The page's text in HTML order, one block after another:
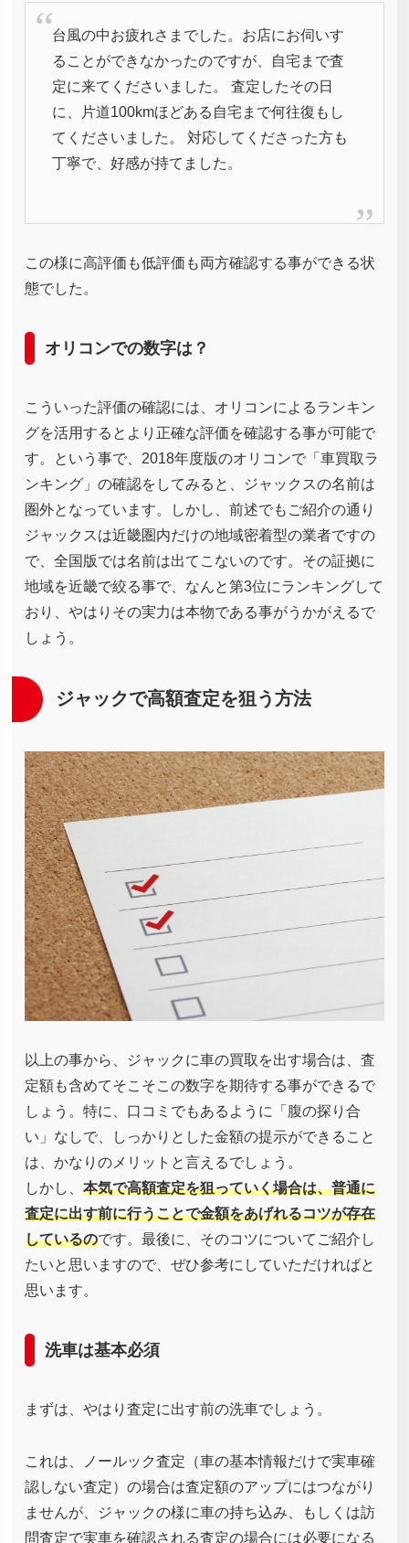
台風の中お疲れさまでした。お店にお伺いす
ることができなかったのですが、自宅まで査
定に来てくださいました。 査定したその日
に、片道100kmほどある自宅まで何往復もし
てくださいました。 対応してくださった方も
丁寧で、好感が持てました。
この様に高評価も低評価も両方確認する事ができる状
態でした。
オリコンでの数字は？
こういった評価の確認には、オリコンによるランキン
グを活用するとより正確な評価を確認する事が可能で
す。という事で、2018年度版のオリコンで「車買取ラ
ンキング」の確認をしてみると、ジャックスの名前は
圏外となっています。しかし、前述でもご紹介の通り
ジャックスは近畿圏内だけの地域密着型の業者ですの
で、全国版では名前は出てこないのです。その証拠に
地域を近畿で絞る事で、なんと第3位にランキングして
おり、やはりその実力は本物である事がうかがえるで
しょう。
ジャックで高額査定を狙う方法
以上の事から、ジャックに車の買取を出す場合は、査
定額も含めてそこそこの数字を期待する事ができるで
しょう。特に、口コミでもあるように「腹の探り合
い」なしで、しっかりとした金額の提示ができること
は、かなりのメリットと言えるでしょう。
しかし、 本気で高額査定を狙っていく場合は、普通に
査定に出す前に行うことで金額をあげれるコツが存在
しているのです。最後に、そのコツについてご紹介し
たいと思いますので、ぜひ参考にしていただければと
思います。
洗車は基本必須
まずは、やはり査定に出す前の洗車でしょう。
これは、ノールック査定（車の基本情報だけで実車確
認しない査定）の場合は査定額のアップにはつながり
ませんが、ジャックの様に車の持ち込み、もしくは訪
問査定で実車を確認される査定の場合には必要になる